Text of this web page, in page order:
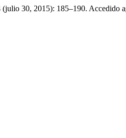
(julio 30, 2015): 185–190. Accedido